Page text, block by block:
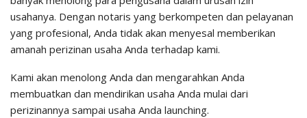
usahanya. Dengan notaris yang berkompeten dan pelayanan
yang profesional, Anda tidak akan menyesal memberikan
amanah perizinan usaha Anda terhadap kami.
Kami akan menolong Anda dan mengarahkan Anda
membuatkan dan mendirikan usaha Anda mulai dari
perizinannya sampai usaha Anda launching.